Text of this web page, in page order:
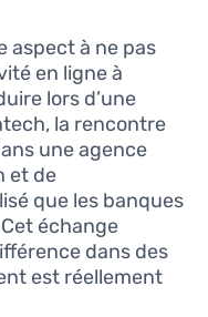
aspect à ne pas
en ligne à
lors d’une
la rencontre
une agence
et de
que les banques
échange
dans des
est réellement